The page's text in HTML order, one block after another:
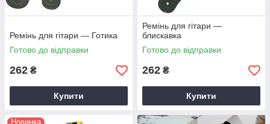
Ремінь для гітари — Готика
Готово до відправки
262 ₴
Купити
Ремінь для гітари —
блискавка
Готово до відправки
262 ₴
Купити
Новинка